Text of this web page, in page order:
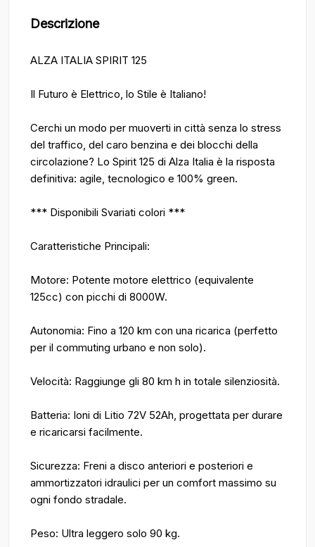
Descrizione
ALZA ITALIA SPIRIT 125
Il Futuro è Elettrico, lo Stile è Italiano!
Cerchi un modo per muoverti in città senza lo stress
del traffico, del caro benzina e dei blocchi della
circolazione? Lo Spirit 125 di Alza Italia è la risposta
definitiva: agile, tecnologico e 100% green.
*** Disponibili Svariati colori ***
Caratteristiche Principali:
Motore: Potente motore elettrico (equivalente
125cc) con picchi di 8000W.
Autonomia: Fino a 120 km con una ricarica (perfetto
per il commuting urbano e non solo).
Velocità: Raggiunge gli 80 km h in totale silenziosità.
Batteria: Ioni di Litio 72V 52Ah, progettata per durare
e ricaricarsi facilmente.
Sicurezza: Freni a disco anteriori e posteriori e
ammortizzatori idraulici per un comfort massimo su
ogni fondo stradale.
Peso: Ultra leggero solo 90 kg.